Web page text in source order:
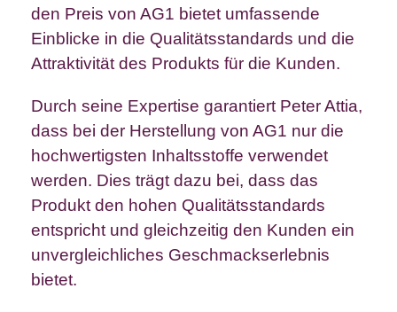
den Preis von AG1 bietet umfassende
Einblicke in die Qualitätsstandards und die
Attraktivität des Produkts für die Kunden.
Durch seine Expertise garantiert Peter Attia,
dass bei der Herstellung von AG1 nur die
hochwertigsten Inhaltsstoffe verwendet
werden. Dies trägt dazu bei, dass das
Produkt den hohen Qualitätsstandards
entspricht und gleichzeitig den Kunden ein
unvergleichliches Geschmackserlebnis
bietet.